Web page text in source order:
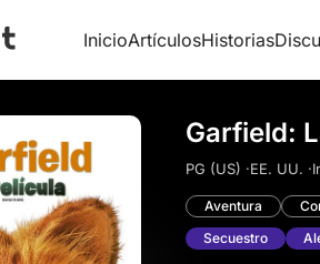
InicioArtículosHistorias
Garfield:
PG (US) ·EE. UU. ·
Aventura
Secuestro